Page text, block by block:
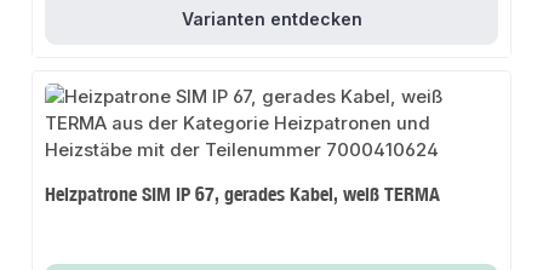
Varianten entdecken
Heizpatrone SIM IP 67, gerades Kabel, weiß TERMA